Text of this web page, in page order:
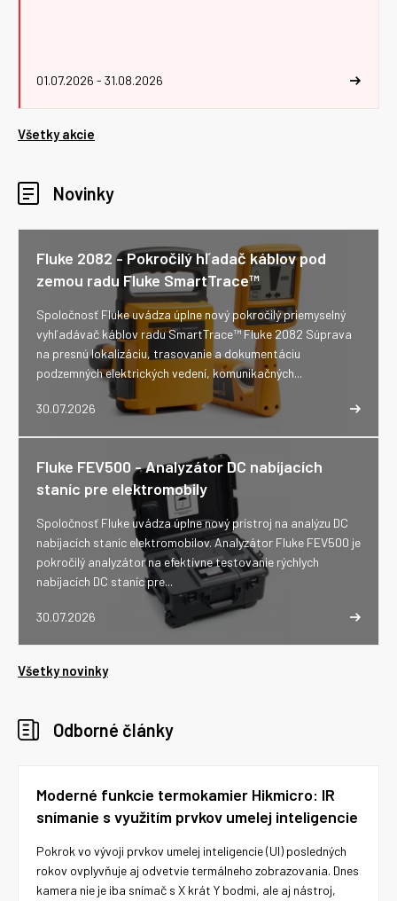
01.07.2026 - 31.08.2026
Všetky akcie
Novinky
Fluke 2082 - Pokročilý hľadač káblov pod
zemou radu Fluke SmartTrace™
30.07.2026
Spoločnosť Fluke uvádza úplne nový pokročilý priemyselný
vyhľadávač káblov radu SmartTrace™ Fluke 2082 Súprava
na presnú lokalizáciu, trasovanie a dokumentáciu
podzemných elektrických vedení, komunikačných...
Fluke FEV500 - Analyzátor DC nabíjacích
staníc pre elektromobily
30.07.2026
Spoločnosť Fluke uvádza úplne nový prístroj na analýzu DC
nabíjacích staníc elektromobilov. Analyzátor Fluke FEV500 je
pokročilý analyzátor na efektívne testovanie rýchlych
nabíjacích DC staníc pre...
Všetky novinky
Odborné články
Moderné funkcie termokamier Hikmicro: IR
snímanie s využitím prvkov umelej inteligencie
Pokrok vo vývoji prvkov umelej inteligencie (UI) posledných
rokov ovplyvňuje aj odvetvie termálneho zobrazovania. Dnes
kamera nie je iba snímač s X krát Y bodmi, ale aj nástroj,